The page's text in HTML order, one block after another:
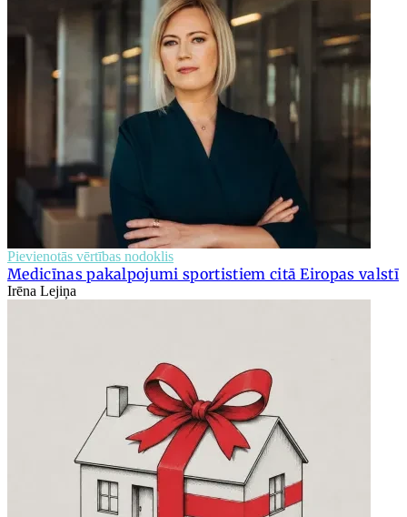
Pievienotās vērtības nodoklis
Medicīnas pakalpojumi sportistiem citā Eiropas valstī
Irēna Lejiņa